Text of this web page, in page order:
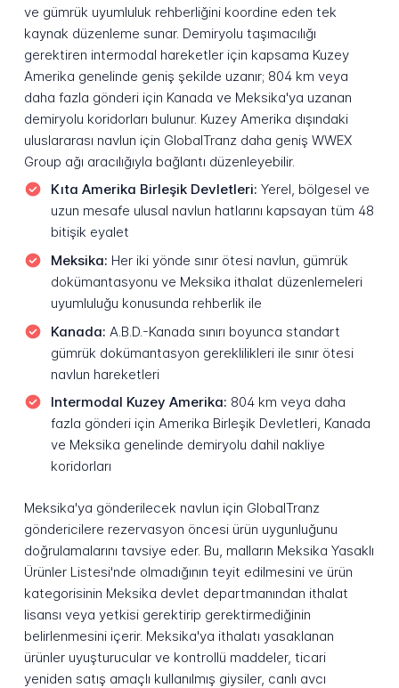
ve gümrük uyumluluk rehberliğini koordine eden tek
kaynak düzenleme sunar. Demiryolu taşımacılığı
gerektiren intermodal hareketler için kapsama Kuzey
Amerika genelinde geniş şekilde uzanır; 804 km veya
daha fazla gönderi için Kanada ve Meksika'ya uzanan
demiryolu koridorları bulunur. Kuzey Amerika dışındaki
uluslararası navlun için GlobalTranz daha geniş WWEX
Group ağı aracılığıyla bağlantı düzenleyebilir.
Kıta Amerika Birleşik Devletleri: Yerel, bölgesel ve
uzun mesafe ulusal navlun hatlarını kapsayan tüm 48
bitişik eyalet
Meksika: Her iki yönde sınır ötesi navlun, gümrük
dokümantasyonu ve Meksika ithalat düzenlemeleri
uyumluluğu konusunda rehberlik ile
Kanada: A.B.D.-Kanada sınırı boyunca standart
gümrük dokümantasyon gereklilikleri ile sınır ötesi
navlun hareketleri
Intermodal Kuzey Amerika: 804 km veya daha
fazla gönderi için Amerika Birleşik Devletleri, Kanada
ve Meksika genelinde demiryolu dahil nakliye
koridorları
Meksika'ya gönderilecek navlun için GlobalTranz
göndericilere rezervasyon öncesi ürün uygunluğunu
doğrulamalarını tavsiye eder. Bu, malların Meksika Yasaklı
Ürünler Listesi'nde olmadığının teyit edilmesini ve ürün
kategorisinin Meksika devlet departmanından ithalat
lisansı veya yetkisi gerektirip gerektirmediğinin
belirlenmesini içerir. Meksika'ya ithalatı yasaklanan
ürünler uyuşturucular ve kontrollü maddeler, ticari
yeniden satış amaçlı kullanılmış giysiler, canlı avcı